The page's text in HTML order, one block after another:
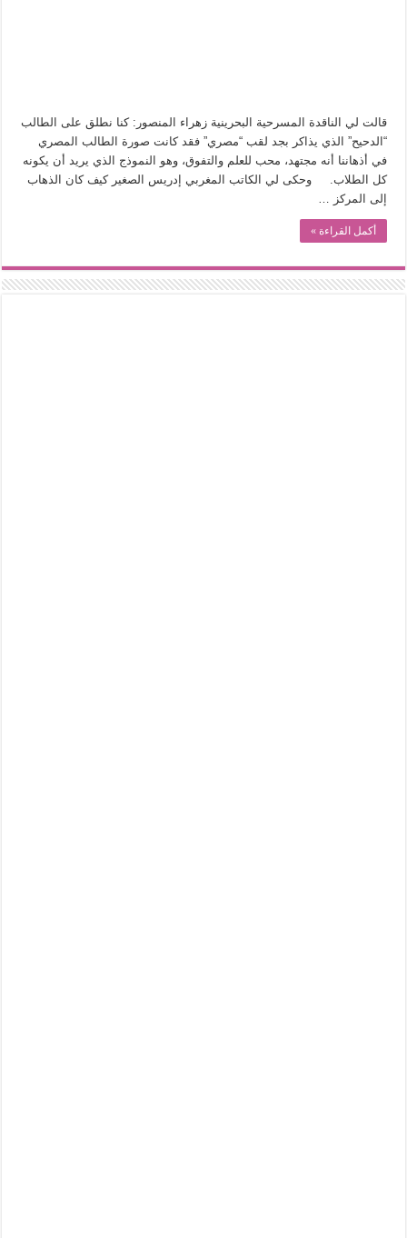
عوالم منصورة عز الدين.. حين يصبح الزمن بطل الرواية
الطعام في الحضارة الإسلامية.. تاريخ يُقرأ بالنكهات
يوم شاهدت زينات صدقي على المسرح وسرحت!
قالت لي الناقدة المسرحية البحرينية زهراء المنصور: كنا نطلق على الطالب
“الدحيح” الذي يذاكر بجد لقب “مصري” فقد كانت صورة الطالب المصري
في أذهاننا أنه مجتهد، محب للعلم والتفوق، وهو النموذج الذي يريد أن يكونه
كل الطلاب. وحكى لي الكاتب المغربي إدريس الصغير كيف كان الذهاب
إلى المركز …
أكمل القراءة »